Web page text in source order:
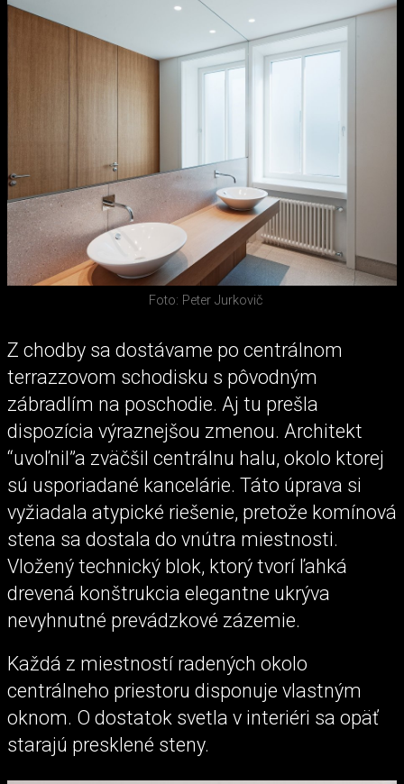
Foto: Peter Jurkovič
Z chodby sa dostávame po centrálnom
terrazzovom schodisku s pôvodným
zábradlím na poschodie. Aj tu prešla
dispozícia výraznejšou zmenou. Architekt
“uvoľnil”a zväčšil centrálnu halu, okolo ktorej
sú usporiadané kancelárie. Táto úprava si
vyžiadala atypické riešenie, pretože komínová
stena sa dostala do vnútra miestnosti.
Vložený technický blok, ktorý tvorí ľahká
drevená konštrukcia elegantne ukrýva
nevyhnutné prevádzkové zázemie.
Každá z miestností radených okolo
centrálneho priestoru disponuje vlastným
oknom. O dostatok svetla v interiéri sa opäť
starajú presklené steny.